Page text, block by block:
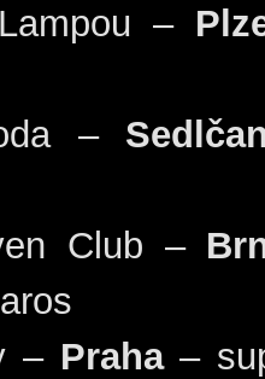
–
–
Club –
– Praha–